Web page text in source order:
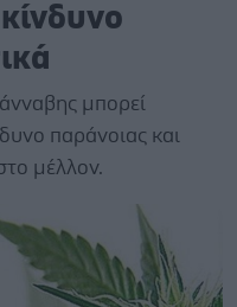
μπορεί
παράνοιας και
μέλλον.